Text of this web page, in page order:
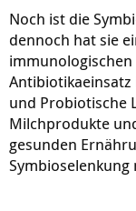
Noch ist die
dennoch hat sie
und Probiotische
Milchprodukte
gesunden
Symbioselenkung